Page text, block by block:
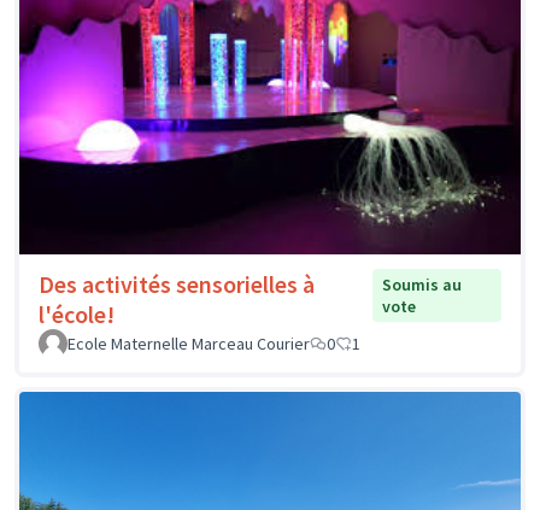
Des activités sensorielles à
l'école!
Soumis au
vote
Ecole Maternelle Marceau Courier
0 1